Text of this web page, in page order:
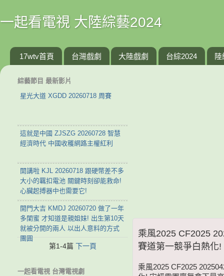
一起看電視 大陸綜藝2024
17wtv首頁 台灣戲劇 大陸戲劇 台綜2024 陸
乘風2025 CF2025
賽道第一競爭白熱化
乘風2025 CF2025
綜藝節目 最新影片
星光大道 XGDD 20260718 周賽
這就是中國 ZJSZG 20260728 智慧
經濟時代 中國收穫網路主權紅利
開講啦 KJL 20260718 跟硬幣差不多
大小的羈扣電池 關鍵時刻卻能救命!
心臟起搏器中也需要它!
開門大吉 KMDJ 20260720 做了一年
多閨蜜 才知道是親姐妹! 出生第10天
就被分開的兩人 以出人意料的方式
團圓
第1-4篇 下一頁
一起看電視 台灣電視劇